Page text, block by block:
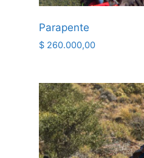
Parapente
$260.000,00